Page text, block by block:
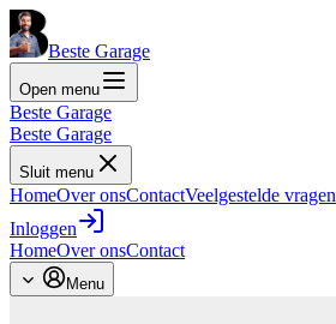
Beste Garage
Open menu
Beste Garage
Beste Garage
Sluit menu
HomeOver onsContactVeelgestelde vragen
Inloggen
HomeOver onsContact
Menu